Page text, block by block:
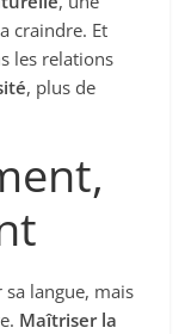
craindre. Et
les relations
, plus de
sa langue, mais
Maîtriser la